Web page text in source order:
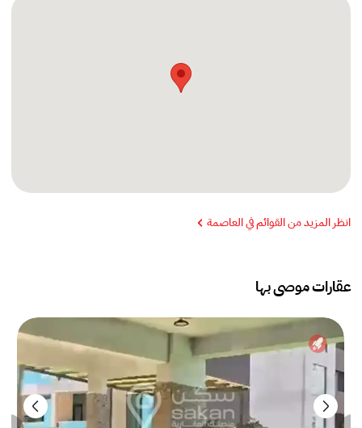
انظر المزيد من القوائم في العاصمة
عقارات موصى بها